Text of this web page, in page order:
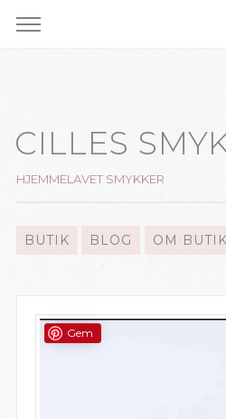
CILLES
HJEMMELAVET SMYKKER
BUTIK BLOG OM
Gem